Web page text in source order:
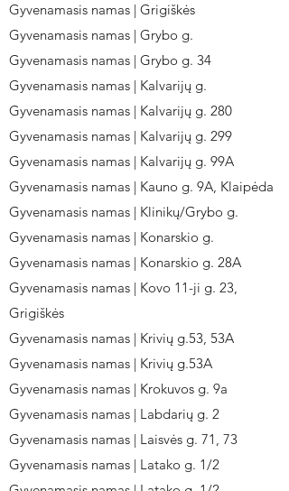
Gyvenamasis namas | Grigiškės
Gyvenamasis namas | Grybo g.
Gyvenamasis namas | Grybo g. 34
Gyvenamasis namas | Kalvarijų g.
Gyvenamasis namas | Kalvarijų g. 280
Gyvenamasis namas | Kalvarijų g. 299
Gyvenamasis namas | Kalvarijų g. 99A
Gyvenamasis namas | Kauno g. 9A, Klaipėda
Gyvenamasis namas | Klinikų/Grybo g.
Gyvenamasis namas | Konarskio g.
Gyvenamasis namas | Konarskio g. 28A
Gyvenamasis namas | Kovo 11-ji g. 23,
Grigiškės
Gyvenamasis namas | Krivių g.53, 53A
Gyvenamasis namas | Krivių g.53A
Gyvenamasis namas | Krokuvos g. 9a
Gyvenamasis namas | Labdarių g. 2
Gyvenamasis namas | Laisvės g. 71, 73
Gyvenamasis namas | Latako g. 1/2